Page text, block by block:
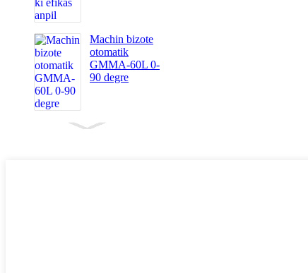
Machin bizote
otomatik
GMMA-60L 0-
90 degre